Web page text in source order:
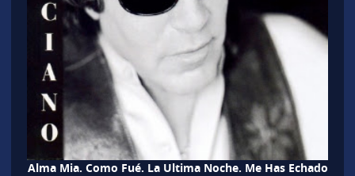
Alma Mia. Como Fué. La Ultima Noche. Me Has Echado